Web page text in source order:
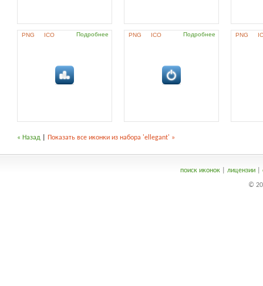
PNG ICO Подробнее PNG ICO Подробнее PNG
« Назад Показать все иконки из набора 'ellegant' »
поиск иконок| лицензии|
©